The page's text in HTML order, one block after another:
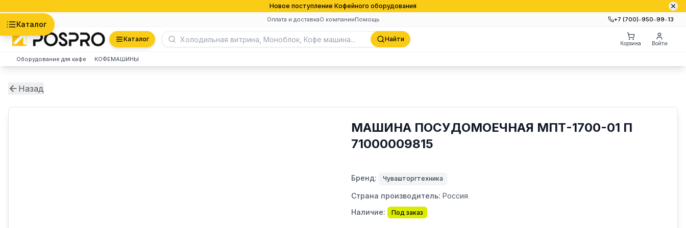
Новое поступление Кофейного оборудования
Оплата и доставкаО компанииПомощь +7 (700)‒950‒99‒13
Каталог
Каталог Найти
Корзина Войти
Оборудование для кафе КОФЕМАШИНЫ
Назад
МАШИНА ПОСУДОМОЕЧНАЯ МПТ-1700-01 П
71000009815
Бренд: Чувашторгтехника
Страна производитель: Россия
Наличие:
Под заказ